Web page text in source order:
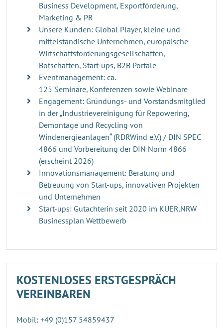
Business Development, Exportförderung,
Marketing & PR
Unsere Kunden: Global Player, kleine und
mittelständische Unternehmen, europäische
Wirtschaftsförderungsgesellschaften,
Botschaften, Start-ups, B2B Portale
Eventmanagement: ca.
125 Seminare, Konferenzen sowie Webinare
Engagement: Gründungs- und Vorstandsmitglied
in der „Industrievereinigung für Repowering,
Demontage und Recycling von
Windenergieanlagen“ (RDRWind e.V.) / DIN SPEC
4866 und Vorbereitung der DIN Norm 4866
(erscheint 2026)
Innovationsmanagement: Beratung und
Betreuung von Start-ups, innovativen Projekten
und Unternehmen
Start-ups: Gutachterin seit 2020 im KUER.NRW
Businessplan Wettbewerb
KOSTENLOSES ERSTGESPRÄCH
VEREINBAREN
Mobil: +49 (0)157 54859437